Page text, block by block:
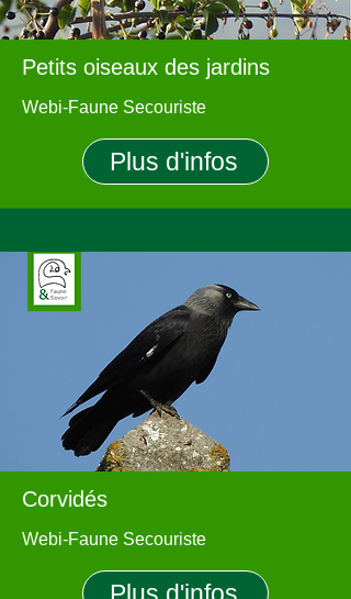
Petits oiseaux des jardins
Webi-Faune Secouriste
Plus d'infos
Corvidés
Webi-Faune Secouriste
Plus d'infos